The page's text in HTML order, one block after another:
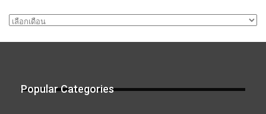
คลัง
Popular Categories